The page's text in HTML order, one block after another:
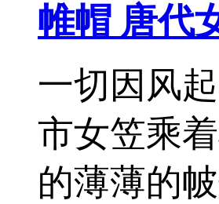
帷帽 唐代
一切因风
市女笠乘
的薄薄的